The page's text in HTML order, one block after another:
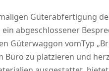
Güterabfertigung
abgeschlossener
Güterwaggon vomTyp
Büro zu platzieren und